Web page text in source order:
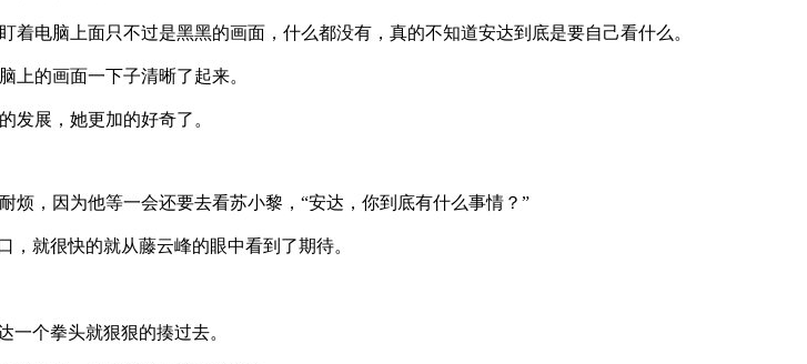
脑上面只不过是黑黑的画面，什么都没有，真的不知道安达到底是要自己看什么。
的画面一下子清晰了起来。
展，她更加的好奇了。
，因为他等一会还要去看苏小黎，“安达，你到底有什么事情？”
就很快的就从藤云峰的眼中看到了期待。
个拳头就狠狠的揍过去。